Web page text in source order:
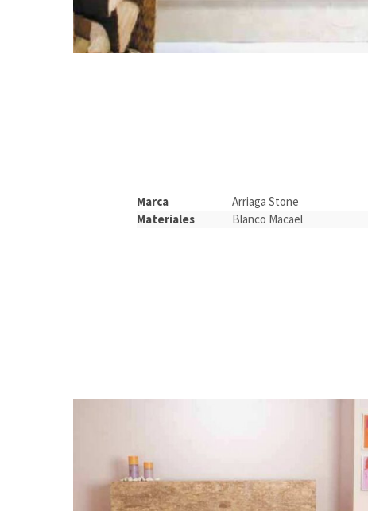
Marca
Arriaga Stone
Materiales
Blanco Macael